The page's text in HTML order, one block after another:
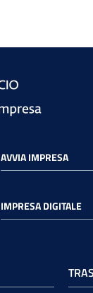
AVVIA IMPRESA
IMPRESA DIGITALE